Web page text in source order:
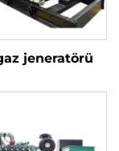
jeneratörü